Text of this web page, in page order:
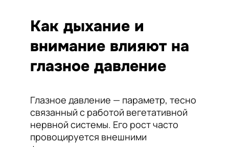
Как дыхание и
внимание влияют на
глазное давление
Глазное давление — параметр, тесно
связанный с работой вегетативной
нервной системы. Его рост часто
провоцируется внешними